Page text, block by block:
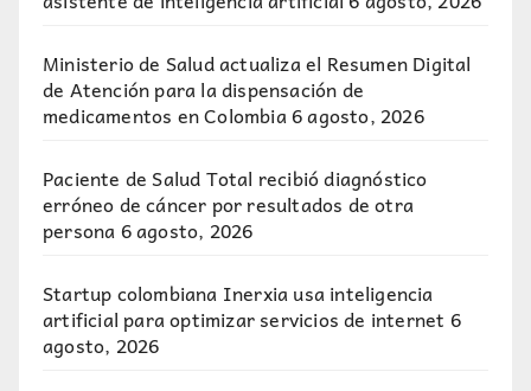
Ministerio de Salud actualiza el Resumen Digital
de Atención para la dispensación de
medicamentos en Colombia6 agosto, 2026
Paciente de Salud Total recibió diagnóstico
erróneo de cáncer por resultados de otra
persona6 agosto, 2026
Startup colombiana Inerxia usa inteligencia
artificial para optimizar servicios de internet 6
agosto, 2026